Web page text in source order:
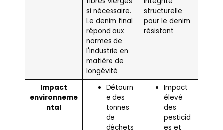
si nécessaire.
Le denim final
répond aux
normes de
l'industrie en
matière de
longévité
structurelle
pour le denim
résistant
Impact
environneme
ntal
Détourn
e des
tonnes
de
déchets
Impact
élevé
des
pesticid
es et